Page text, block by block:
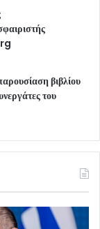
βιβλίου
του